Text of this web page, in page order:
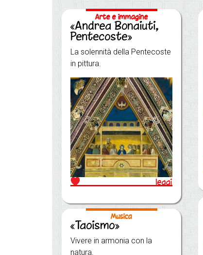
Arte e immagine
«Andrea Bonaiuti,
Pentecoste»
La solennità della Pentecoste
in pittura.
leggi
Musica
«Taoismo»
Vivere in armonia con la
natura.